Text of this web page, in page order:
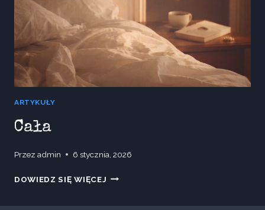
W
STANIE
SUROWYM
ARTYKUŁY
Cała
Przez admin 6 stycznia, 2026
DOWIEDZ SIĘ WIĘCEJ CAŁA